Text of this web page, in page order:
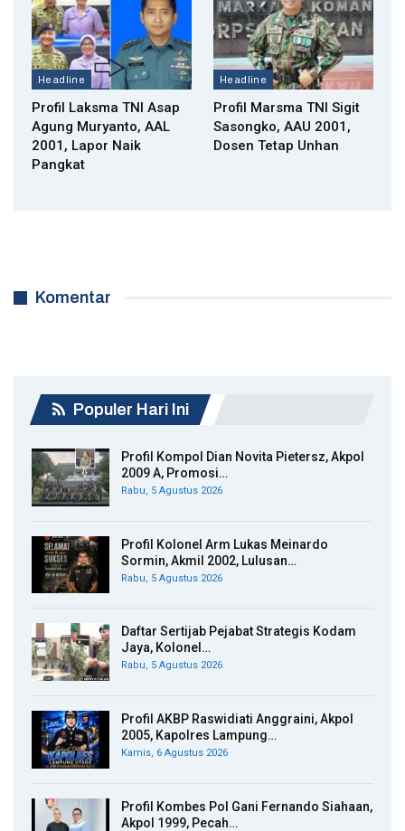
Headline
Profil Laksma TNI Asap
Agung Muryanto, AAL
2001, Lapor Naik
Pangkat
Headline
Profil Marsma TNI Sigit
Sasongko, AAU 2001,
Dosen Tetap Unhan
Komentar
Populer Hari Ini
Profil Kompol Dian Novita Pietersz, Akpol
2009 A, Promosi…
Rabu, 5 Agustus 2026
Profil Kolonel Arm Lukas Meinardo
Sormin, Akmil 2002, Lulusan…
Rabu, 5 Agustus 2026
Daftar Sertijab Pejabat Strategis Kodam
Jaya, Kolonel…
Rabu, 5 Agustus 2026
Profil AKBP Raswidiati Anggraini, Akpol
2005, Kapolres Lampung…
Kamis, 6 Agustus 2026
Profil Kombes Pol Gani Fernando Siahaan,
Akpol 1999, Pecah…